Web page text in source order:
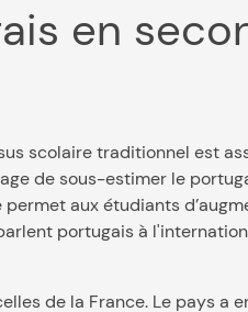
en
scolaire traditionnel est
de sous-estimer le
aux étudiants
portugais à
de la France. Le pays a